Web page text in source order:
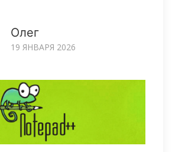
Олег
19 ЯНВАРЯ 2026